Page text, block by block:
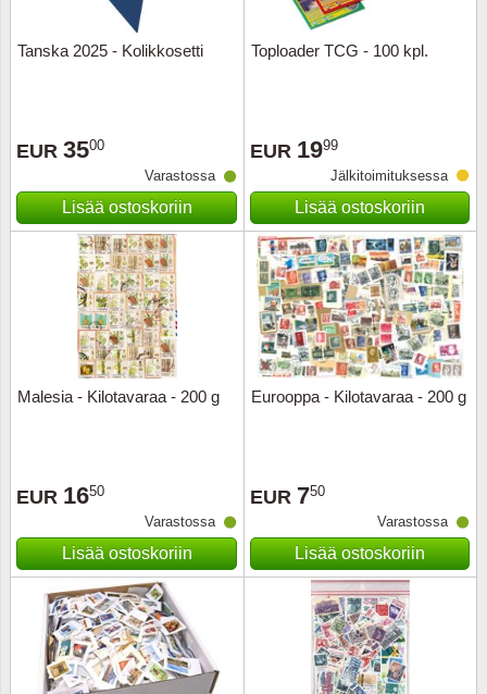
Tanska 2025 - Kolikkosetti
EUR 3500
Varastossa
Lisää ostoskoriin
Toploader TCG - 100 kpl.
EUR 1999
Jälkitoimituksessa
Lisää ostoskoriin
Malesia - Kilotavaraa - 200 g
EUR 1650
Varastossa
Lisää ostoskoriin
Eurooppa - Kilotavaraa - 200 g
EUR 750
Varastossa
Lisää ostoskoriin